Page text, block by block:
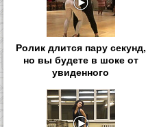
Ролик длится пару секунд,
но вы будете в шоке от
увиденного